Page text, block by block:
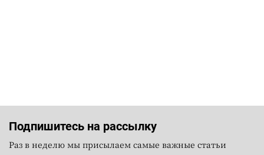
Подпишитесь на рассылку
Раз в неделю мы присылаем самые важные статьи